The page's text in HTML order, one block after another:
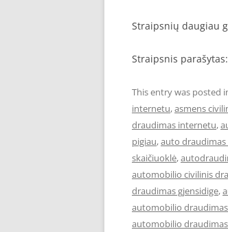
Straipsnių daugiau
Straipsnis parašytas:
This entry was posted
internetu,asmens
draudimas internetu,
pigiau,auto draudimas
skaičiuoklė,
automobilio civilinis
draudimas gjensidige,
automobilio
automobilio